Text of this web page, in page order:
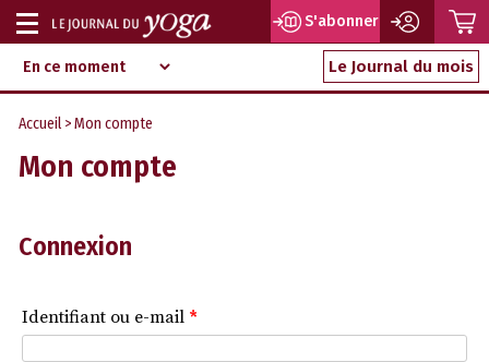
Aller
au
contenu
d‘information
indépendant
Afficher
ou
masquer
la
navigation
S'abonner
Le Journal du mois
Accueil > Mon compte
Mon compte
Connexion
Identifiant ou e-mail *